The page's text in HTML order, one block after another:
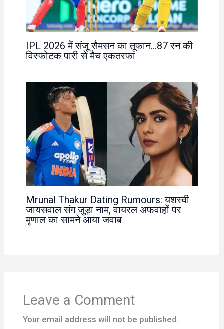
IPL 2026 में संजू सैमसन का तूफान…87 रन की
विस्फोटक पारी से मैच एकतरफा
Mrunal Thakur Dating Rumours: यशस्वी
जायसवाल संग जुड़ा नाम, वायरल अफवाहों पर
मृणाल का सामने आया जवाब
Leave a Comment
Your email address will not be published.